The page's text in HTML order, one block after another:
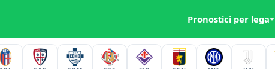
Pronostici per lega